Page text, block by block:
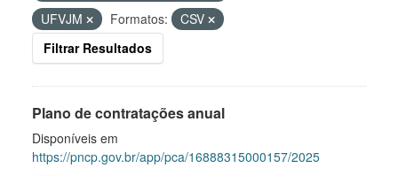
UFVJM
Formatos:
CSV
Filtrar Resultados
Plano de contratações anual
Disponíveis em
https://pncp.gov.br/app/pca/16888315000157/2025